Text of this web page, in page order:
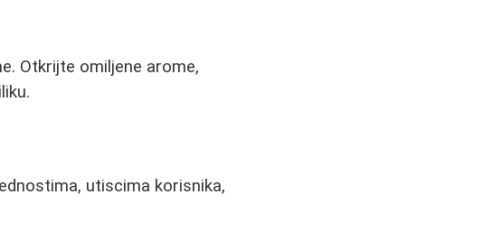
Otkrijte omiljene arome,
utiscima korisnika,